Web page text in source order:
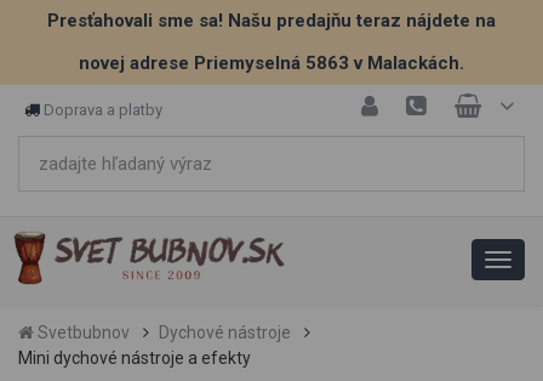
Presťahovali sme sa! Našu predajňu teraz nájdete na
novej adrese Priemyselná 5863 v Malackách.
Doprava a platby
Svetbubnov
Dychové nástroje
Mini dychové nástroje a efekty